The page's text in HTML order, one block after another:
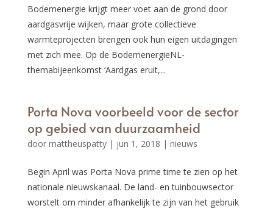
Bodemenergie krijgt meer voet aan de grond door
aardgasvrije wijken, maar grote collectieve
warmteprojecten brengen ook hun eigen uitdagingen
met zich mee. Op de BodemenergieNL-
themabijeenkomst ‘Aardgas eruit,...
Porta Nova voorbeeld voor de sector
op gebied van duurzaamheid
door mattheuspatty| jun 1, 2018 | nieuws
Begin April was Porta Nova prime time te zien op het
nationale nieuwskanaal. De land- en tuinbouwsector
worstelt om minder afhankelijk te zijn van het gebruik